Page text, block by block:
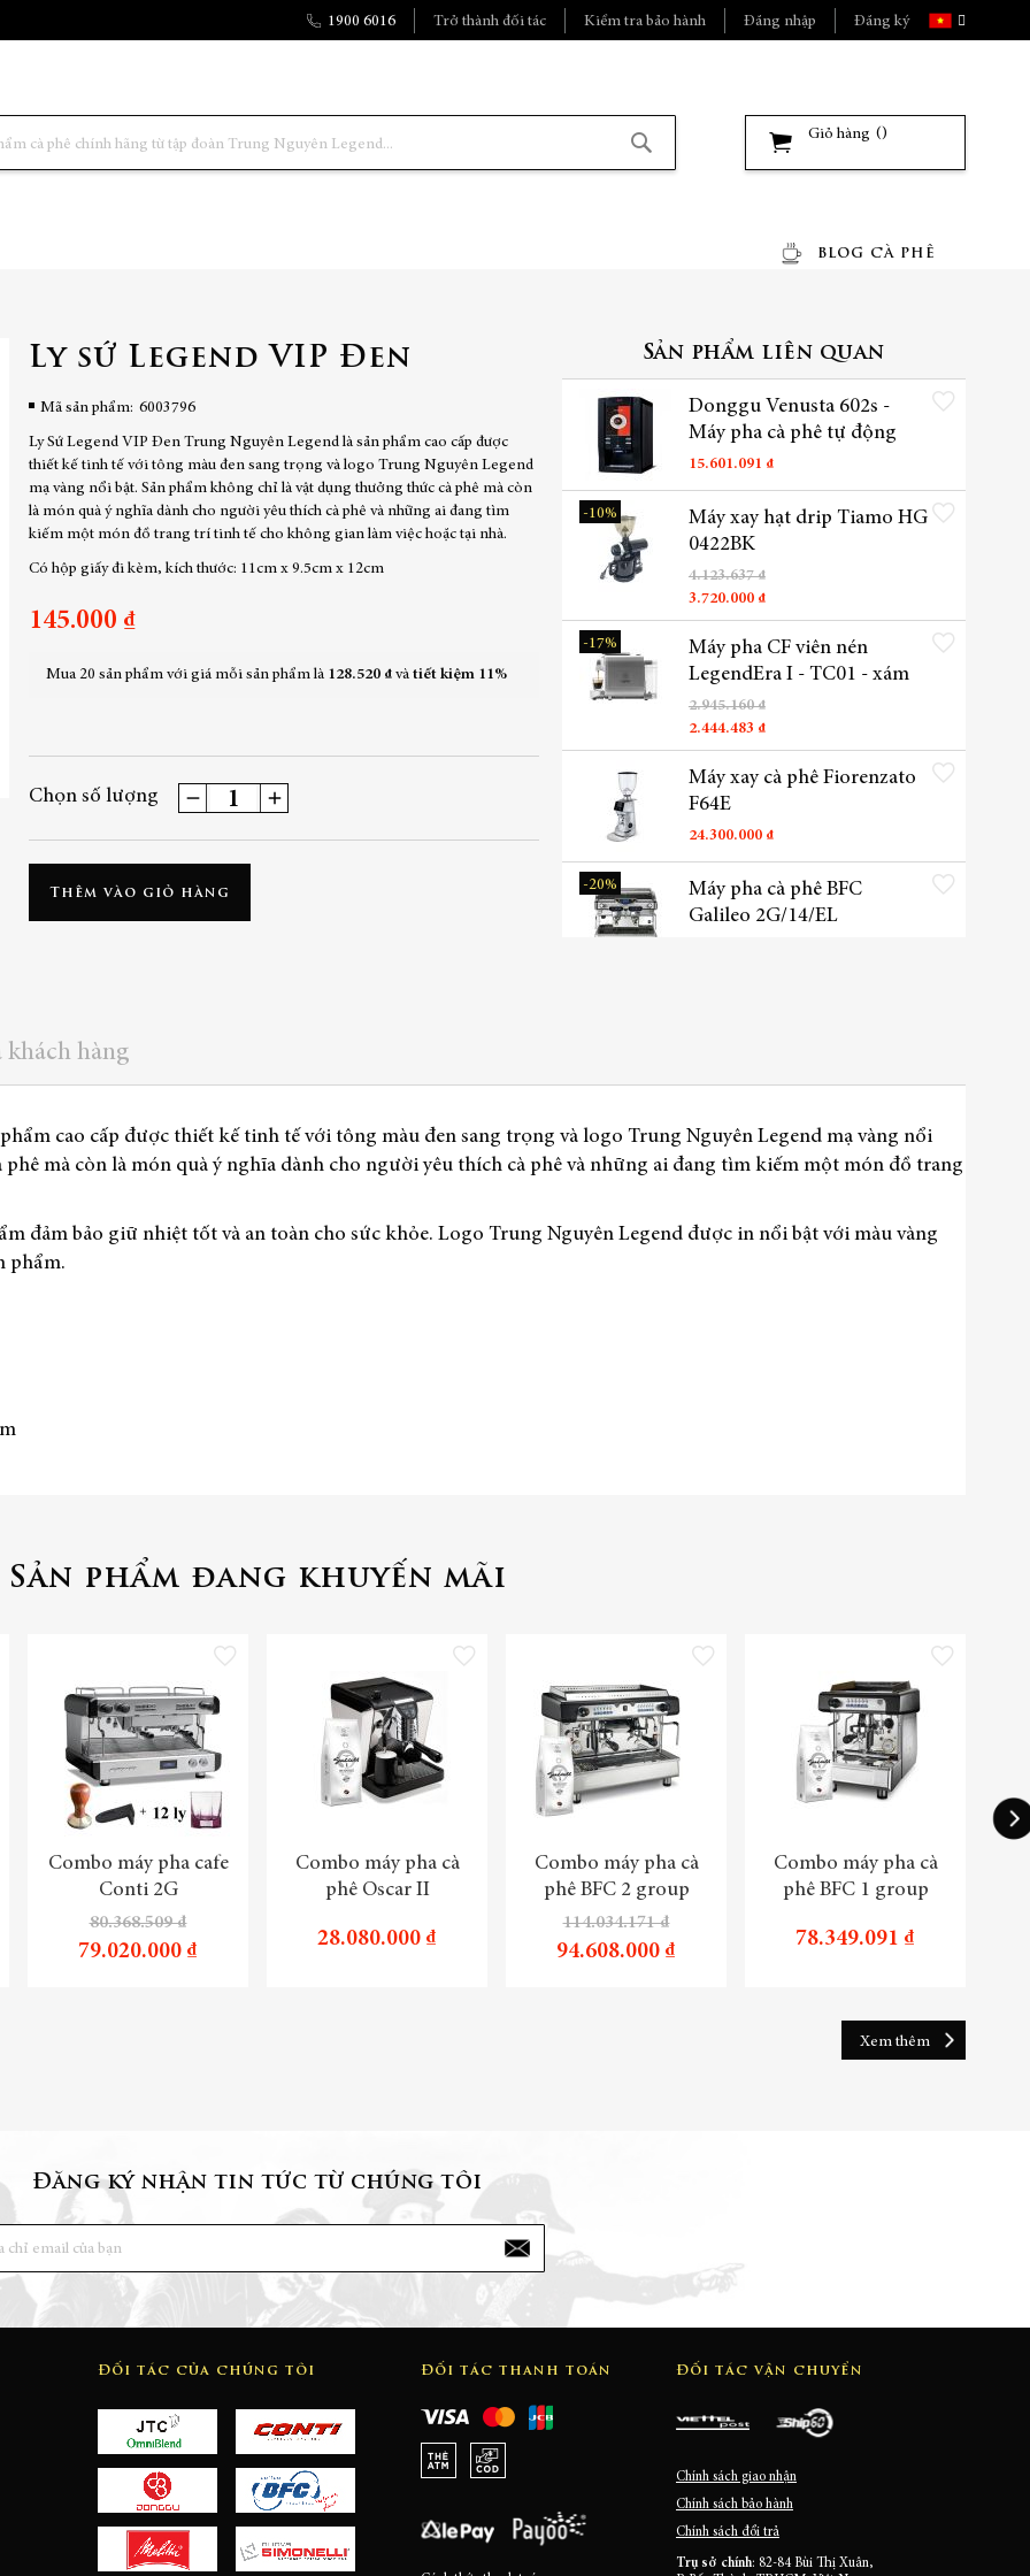
Ngôn
ngữ
Trở thành đối tác Đăng nhập
1900 6016 Kiểm tra bảo hành Đăng ký
Giỏ hàng
BLOG CÀ PHÊ
Ly sứ Legend VIP Đen
Mã sản phẩm 6003796
Ly Sứ Legend VIP Đen Trung Nguyên Legend là sản phẩm cao cấp được
thiết kế tinh tế với tông màu đen sang trọng và logo Trung Nguyên Legend
mạ vàng nổi bật. Sản phẩm không chỉ là vật dụng thưởng thức cà phê mà còn
là món quà ý nghĩa dành cho người yêu thích cà phê và những ai đang tìm
kiếm một món đồ trang trí tinh tế cho không gian làm việc hoặc tại nhà.
Có hộp giấy đi kèm, kích thước: 11cm x 9.5cm x 12cm
145.000 ₫
Mua 20 sản phẩm với giá mỗi sản phẩm là 128.520 ₫ vàtiết kiệm 11%
Chọn số lượng
Thêm vào giỏ hàng
Sản phẩm liên quan
Donggu Venusta 602s -
Máy pha cà phê tự động
15.601.091 ₫
Thêm vào danh sách yêu
-10%
Máy xay hạt drip Tiamo HG
0422BK
4.123.637 ₫
3.720.000 ₫
Thêm vào danh sách yêu
-17%
Máy pha CF viên nén
LegendEra I - TC01 - xám
2.945.160 ₫
2.444.483 ₫
Thêm vào danh sách yêu
Máy xay cà phê Fiorenzato
F64E
24.300.000 ₫
Thêm vào danh sách yêu
-20%
Máy pha cà phê BFC
Galileo 2G/14/EL
Thêm vào danh sách yêu
cao cấp được thiết kế tinh tế với tông màu đen sang trọng và logo Trung Nguyên Legend mạ vàng nổi
mà còn là món quà ý nghĩa dành cho người yêu thích cà phê và những ai đang tìm kiếm một món đồ trang
đảm bảo giữ nhiệt tốt và an toàn cho sức khỏe. Logo Trung Nguyên Legend được in nổi bật với màu vàng
phẩm.
khách hàng
Sản phẩm đang khuyến mãi
vào danh sách yêu thích
Combo máy pha cafe
Conti 2G
80.368.509 ₫
79.020.000 ₫
Thêm vào danh sách yêu thích
Combo máy pha cà
phê Oscar II
28.080.000 ₫
Thêm vào danh sách yêu thích
Combo máy pha cà
phê BFC 2 group
114.034.171 ₫
94.608.000 ₫
Thêm vào danh sách yêu thích
Combo máy pha cà
phê BFC 1 group
78.349.091 ₫
Thêm vào danh sách yêu
Xem thêm
Đăng ký nhận tin tức từ chúng tôi
Đối tác của chúng tôi Đối tác thanh toán Đối tác vận chuyển
Chính sách giao nhận
Chính sách bảo hành
Chính sách đổi trả
Trụ sở chính: 82-84 Bùi Thị Xuân,